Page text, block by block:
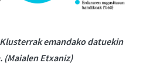
emandako datuekin
Etxaniz)